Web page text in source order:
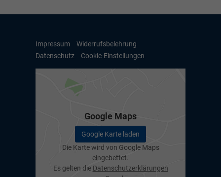
Impressum
Widerrufsbelehrung
Datenschutz
Cookie-Einstellungen
Google Maps
Google Karte laden
Die Karte wird von Google Maps
eingebettet.
Es gelten die Datenschutzerklärungen